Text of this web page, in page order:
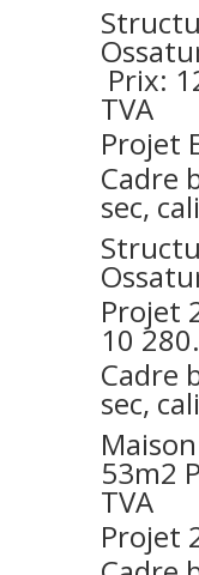
Prix:
TVA
Projet
Cadre
sec,
Projet
10
Cadre
sec,
53m2
TVA
Projet